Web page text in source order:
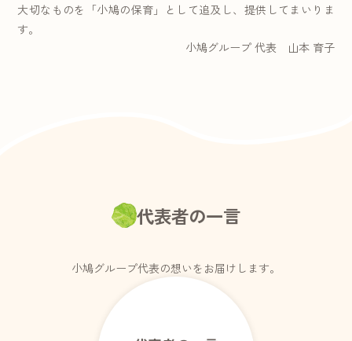
大切なものを「小鳩の保育」として追及し、提供してまいりま
す。
小鳩グループ 代表 山本 育子
代表者の一言
小鳩グループ代表の想いをお届けします。